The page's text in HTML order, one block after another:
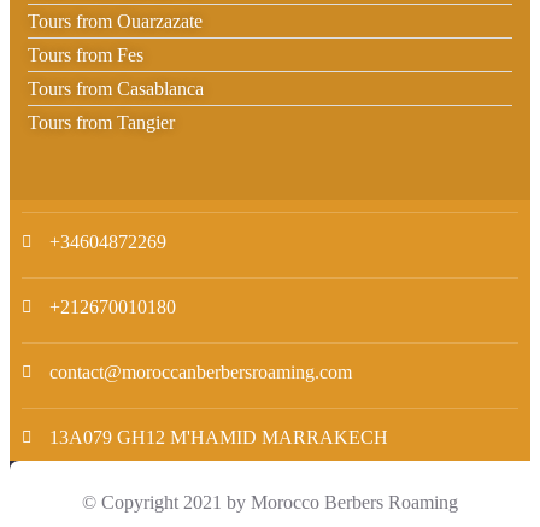
Tours from Ouarzazate
Tours from Fes
Tours from Casablanca
Tours from Tangier
+34604872269
+212670010180
contact@moroccanberbersroaming.com
13A079 GH12 M'HAMID MARRAKECH
© Copyright 2021 by Morocco Berbers Roaming